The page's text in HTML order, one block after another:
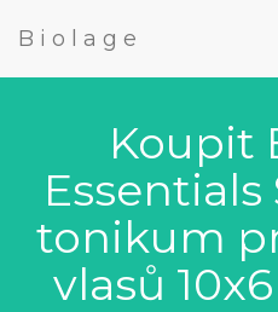
Biolage
Koupit
Essentials
tonikum
vlasů